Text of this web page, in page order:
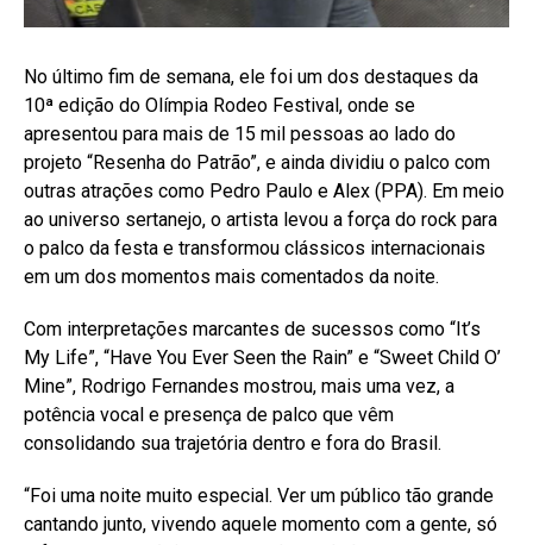
No último fim de semana, ele foi um dos destaques da
10ª edição do Olímpia Rodeo Festival, onde se
apresentou para mais de 15 mil pessoas ao lado do
projeto “Resenha do Patrão”, e ainda dividiu o palco com
outras atrações como Pedro Paulo e Alex (PPA). Em meio
ao universo sertanejo, o artista levou a força do rock para
o palco da festa e transformou clássicos internacionais
em um dos momentos mais comentados da noite.
Com interpretações marcantes de sucessos como “It’s
My Life”, “Have You Ever Seen the Rain” e “Sweet Child O’
Mine”, Rodrigo Fernandes mostrou, mais uma vez, a
potência vocal e presença de palco que vêm
consolidando sua trajetória dentro e fora do Brasil.
“Foi uma noite muito especial. Ver um público tão grande
cantando junto, vivendo aquele momento com a gente, só